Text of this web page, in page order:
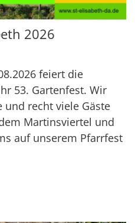
2026
feiert die
53. Gartenfest. Wir
und recht viele Gäste
Martinsviertel und
auf unserem Pfarrfest